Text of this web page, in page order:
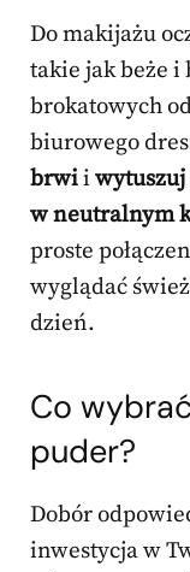
Do makijażu
takie jak beże i
brokatowych
biurowego
brwii wytuszuj
w neutralnym
proste
wyglądać
dzień.
Co
puder?
Dobór
inwestycja w